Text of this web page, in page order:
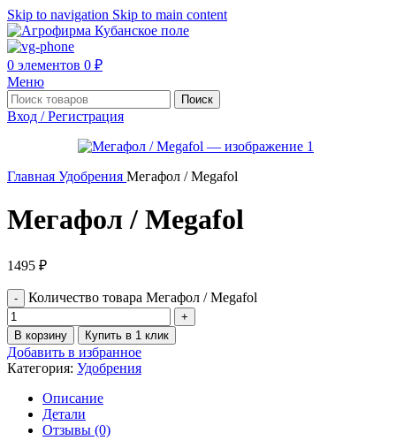
Skip to navigation Skip to main content
0 элементов 0 ₽
Меню
Поиск
Вход / Регистрация
Главная Удобрения Мегафол / Megafol
Мегафол / Megafol
1495 ₽
Количество товара Мегафол / Megafol
В корзину Купить в 1 клик
Добавить в избранное
Категория: Удобрения
Описание
Детали
Отзывы (0)